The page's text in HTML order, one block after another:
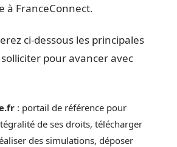
à FranceConnect.
ci-dessous les principales
pour avancer avec
: portail de référence pour
de ses droits, télécharger
des simulations, déposer